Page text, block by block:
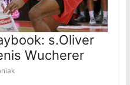
s.Oliver
Wucherer